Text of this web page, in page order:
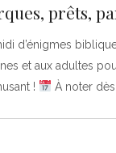
prêts,
d’énigmes
et aux adultes
!
À noter